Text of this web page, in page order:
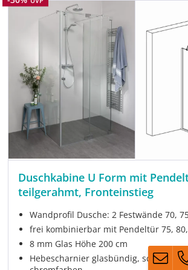
Duschkabine U Form mit
teilgerahmt, Fronteinstieg
Wandprofil Dusche: 2 Festwände 70,
frei kombinierbar mit Pendeltür 75,
8 mm Glas Höhe 200 cm
Hebescharnier glasbündig, schwarz